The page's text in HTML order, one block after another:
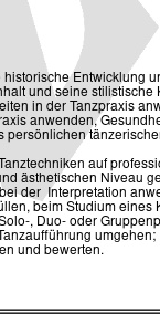
Entwicklung
und seine
in der Tanzpraxis
anwenden,
auf
ästhetischen Niveau
der Interpretation
beim Studium eines
, Duo- oder
umgehen;
und bewerten.